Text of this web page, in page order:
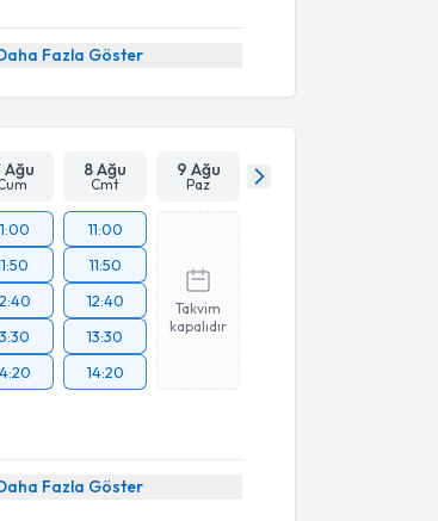
Fazla Göster
Ağu 8 Ağu
Cmt
9 Ağu
Paz
11:00
11:50
12:40
13:30
14:20
Takvim
kapalıdır
Fazla Göster